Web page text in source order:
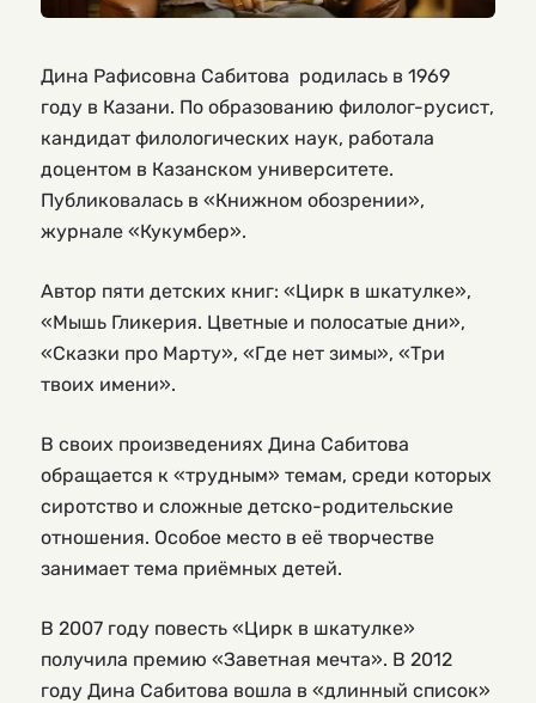
Дина Рафисовна Сабитова родилась в 1969
году в Казани. По образованию филолог-русист,
кандидат филологических наук, работала
доцентом в Казанском университете.
Публиковалась в «Книжном обозрении»,
журнале «Кукумбер».
Автор пяти детских книг: «Цирк в шкатулке»,
«Мышь Гликерия. Цветные и полосатые дни»,
«Сказки про Марту», «Где нет зимы», «Три
твоих имени».
В своих произведениях Дина Сабитова
обращается к «трудным» темам, среди которых
сиротство и сложные детско-родительские
отношения. Особое место в её творчестве
занимает тема приёмных детей.
В 2007 году повесть «Цирк в шкатулке»
получила премию «Заветная мечта». В 2012
году Дина Сабитова вошла в «длинный список»